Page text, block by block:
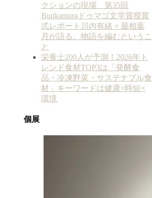
クションの現場 第35回
Bunkamuraドゥマゴ文学賞授賞
式レポート川内有緒 × 最相葉
月が語る、物語を編むというこ
と
栄養士200人が予測！2026年ト
レンド食材TOP3は「発酵食
品・冷凍野菜・サステナブル食
材」キーワードは健康×時短×
環境
個展